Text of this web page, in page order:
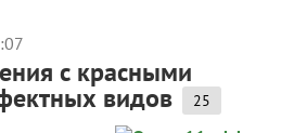
с красными
видов 25